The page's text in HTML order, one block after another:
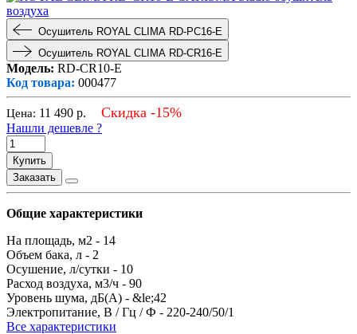
Осушитель ROYAL CLIMA RD-PC16-E
Осушитель ROYAL CLIMA RD-CR16-E
Модель: RD-CR10-E
Код товара: 000477
Цена: 11 490 р. Скидка -15%
Нашли дешевле ?
Купить
Заказать
Общие характеристики
На площадь, м2 - 14
Объем бака, л - 2
Осушение, л/сутки - 10
Расход воздуха, м3/ч - 90
Уровень шума, дБ(А) - &le;42
Электропитание, В / Гц / Ф - 220-240/50/1
Все характеристики